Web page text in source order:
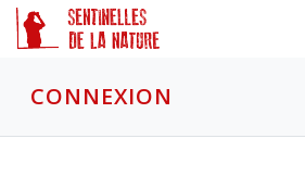
CONNEXION
Panneau de gestion des cookies